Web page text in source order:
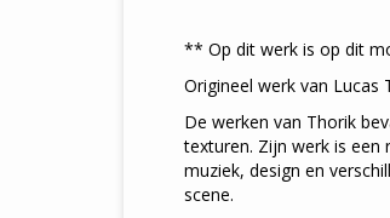
** Op dit werk is op dit
Origineel werk van Lucas
De werken van Thorik
texturen. Zijn werk is een
muziek, design en
scene.